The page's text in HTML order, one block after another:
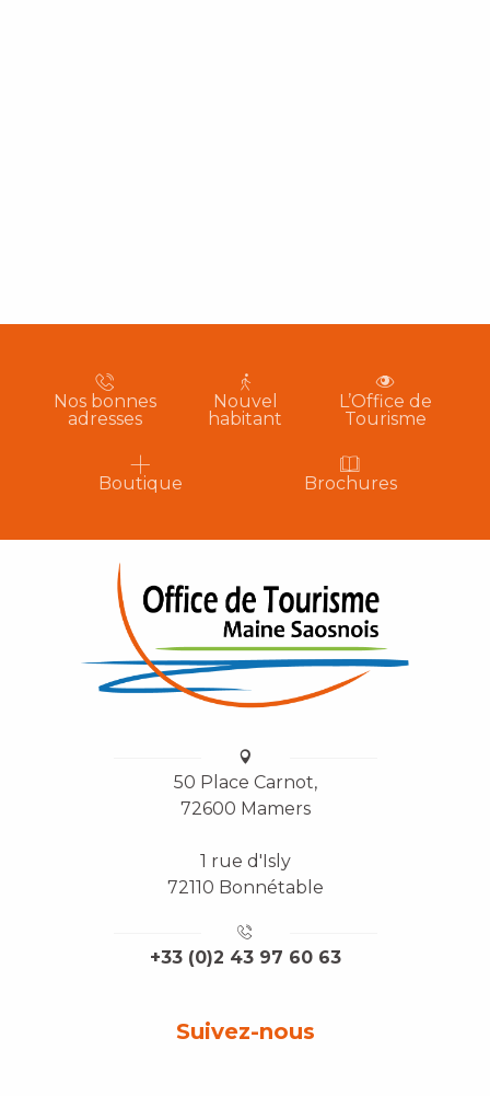
Nos bonnes
adresses
Nouvel
habitant
L’Office de
Tourisme
Boutique Brochures
50 Place Carnot,
72600 Mamers
1 rue d'Isly
72110 Bonnétable
+33 (0)2 43 97 60 63
Suivez-nous